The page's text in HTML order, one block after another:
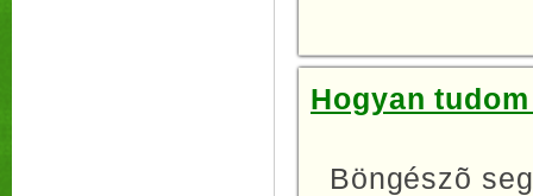
Hogyan
Böngészõ